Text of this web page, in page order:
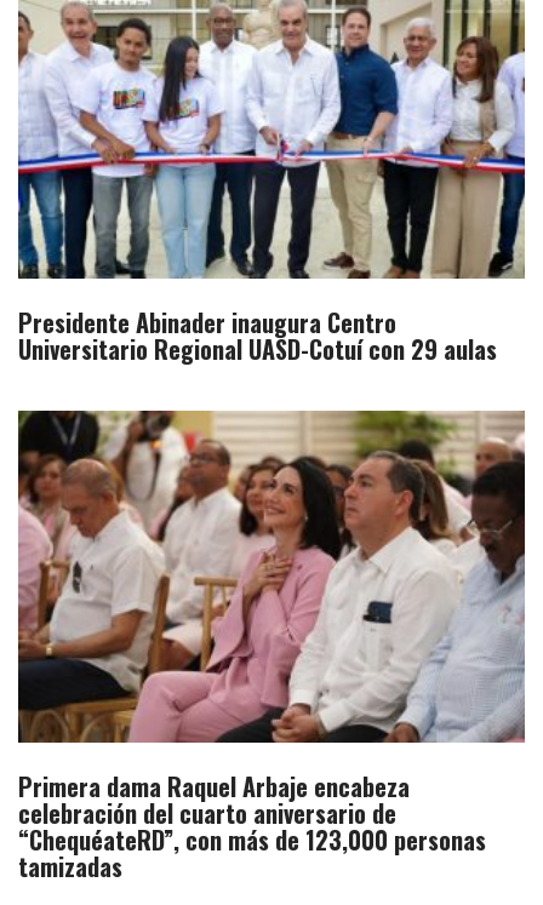
Presidente Abinader inaugura Centro
Universitario Regional UASD-Cotuí con 29 aulas
Primera dama Raquel Arbaje encabeza
celebración del cuarto aniversario de
“ChequéateRD”, con más de 123,000 personas
tamizadas